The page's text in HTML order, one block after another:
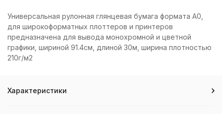
Универсальная рулонная глянцевая бумага формата A0,
для широкоформатных плоттеров и принтеров
предназначена для вывода монохромной и цветной
графики, шириной 91.4см, длиной 30м, ширина плотностью
210г/м2
Характеристики